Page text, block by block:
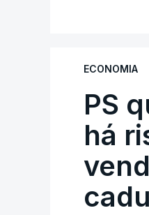
ECONOMIA
PS
há